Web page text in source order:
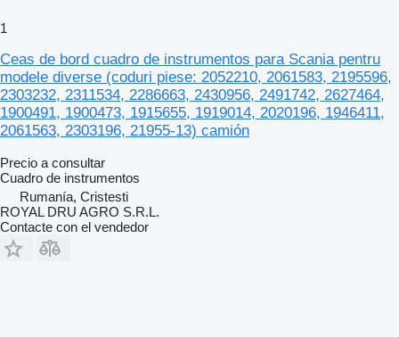
1
Ceas de bord cuadro de instrumentos para Scania pentru
modele diverse (coduri piese: 2052210, 2061583, 2195596,
2303232, 2311534, 2286663, 2430956, 2491742, 2627464,
1900491, 1900473, 1915655, 1919014, 2020196, 1946411,
2061563, 2303196, 21955-13) camión
Precio a consultar
Cuadro de instrumentos
Rumanía, Cristesti
ROYAL DRU AGRO S.R.L.
Contacte con el vendedor